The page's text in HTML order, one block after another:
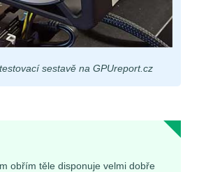
sestavě na GPUreport.cz
obřím těle disponuje velmi dobře